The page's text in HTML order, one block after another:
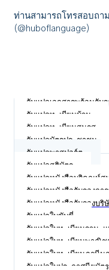
ท่านสามารถโทรสอบถา
(@huboflanguage)
รับแปลเอกสารพร้อมรับร
รับแปลทะเบียนบ้าน
รับแปลทะเบียนสมรส
รับแปลบัตรประชาชน
รับแปลพาสปอร์ต
รับแปลสูติบัตร
รับแปลหนังสือบริคณห์ส
รับแปลหนังสือรับรองกา
รับแปลหนังสือรับรองบ
รับแปลใบขับขี่
รับแปลใบทะเบียนฐานะ
รับแปลใบทะเบียนพาณิช
รับแปลใบทะเบียนภาษีมู
รับแปลใบประกาศนียบัตร